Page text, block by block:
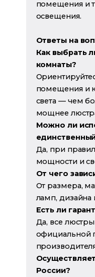
помещения и
освещения.
Ответы на
Как выбрать
комнаты?
помещения и
света — чем
мощнее
Можно ли
Да, при
мощности и
От чего
От размера,
ламп, дизайна
Есть ли
Да, все
официальной
России?